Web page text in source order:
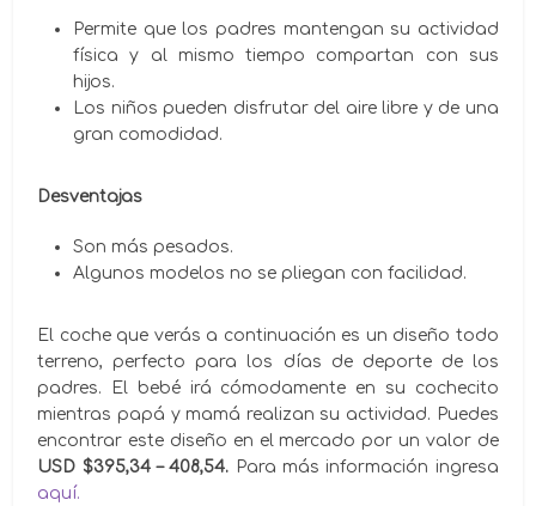
Permite que los padres mantengan su actividad
física y al mismo tiempo compartan con sus
hijos.
Los niños pueden disfrutar del aire libre y de una
gran comodidad.
Desventajas
Son más pesados.
Algunos modelos no se pliegan con facilidad.
El coche que verás a continuación es un diseño todo
terreno, perfecto para los días de deporte de los
padres. El bebé irá cómodamente en su cochecito
mientras papá y mamá realizan su actividad. Puedes
encontrar este diseño en el mercado por un valor de
USD $395,34 – 408,54. Para más información ingresa
aquí.